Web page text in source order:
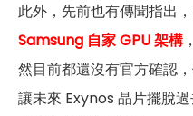
此外，先前也有傳聞指出
Samsung 自家 GPU 架構
然目前都還沒有官方確認
讓未來 Exynos 晶片擺脫